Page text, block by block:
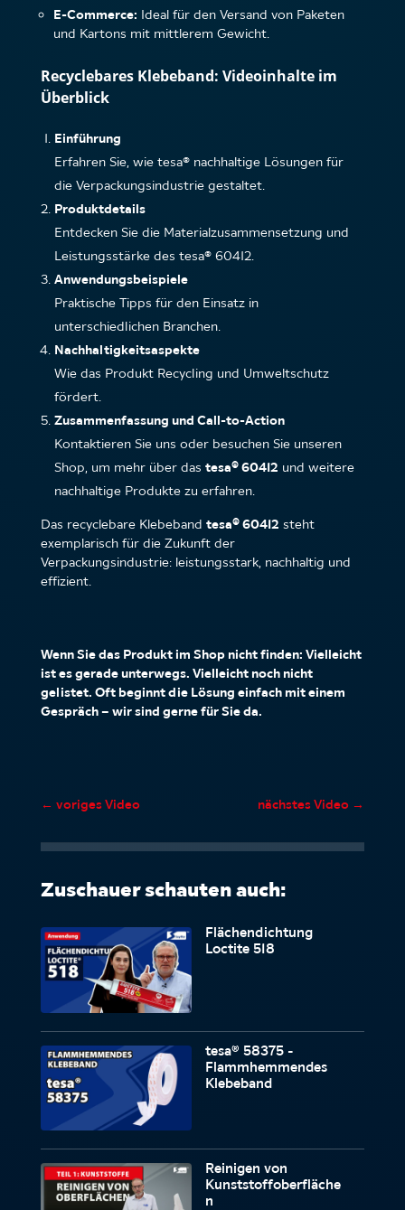
E-Commerce: Ideal für den Versand von Paketen
und Kartons mit mittlerem Gewicht.
Recyclebares Klebeband: Videoinhalte im
Überblick
Einführung
Erfahren Sie, wie tesa® nachhaltige Lösungen für
die Verpackungsindustrie gestaltet.
Produktdetails
Entdecken Sie die Materialzusammensetzung und
Leistungsstärke des tesa® 60412.
Anwendungsbeispiele
Praktische Tipps für den Einsatz in
unterschiedlichen Branchen.
Nachhaltigkeitsaspekte
Wie das Produkt Recycling und Umweltschutz
fördert.
Zusammenfassung und Call-to-Action
Kontaktieren Sie uns oder besuchen Sie unseren
Shop, um mehr über das tesa® 60412 und weitere
nachhaltige Produkte zu erfahren.
Das recyclebare Klebeband tesa® 60412 steht
exemplarisch für die Zukunft der
Verpackungsindustrie: leistungsstark, nachhaltig und
effizient.
Wenn Sie das Produkt im Shop nicht finden: Vielleicht
ist es gerade unterwegs. Vielleicht noch nicht
gelistet. Oft beginnt die Lösung einfach mit einem
Gespräch – wir sind gerne für Sie da.
← voriges Video nächstes Video →
Zuschauer schauten auch:
Flächendichtung
Loctite 518
tesa® 58375 -
Flammhemmendes
Klebeband
Reinigen von
Kunststoffoberfläche
n